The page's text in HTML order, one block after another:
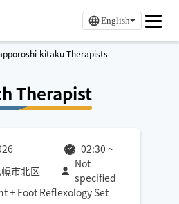
English
kitaku Therapists
Therapist
02:30 ~
市北区
Not
specified
+ Foot Reflexology Set